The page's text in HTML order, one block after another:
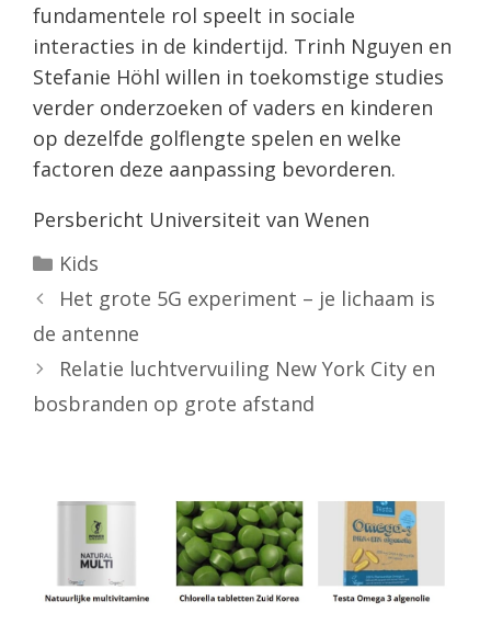
fundamentele rol speelt in sociale
interacties in de kindertijd. Trinh Nguyen en
Stefanie Höhl willen in toekomstige studies
verder onderzoeken of vaders en kinderen
op dezelfde golflengte spelen en welke
factoren deze aanpassing bevorderen.
Persbericht Universiteit van Wenen
Categorieën
Kids
Het grote 5G experiment – je lichaam is
de antenne
Relatie luchtvervuiling New York City en
bosbranden op grote afstand